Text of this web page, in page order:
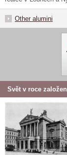
Other alumini
Svět v roce